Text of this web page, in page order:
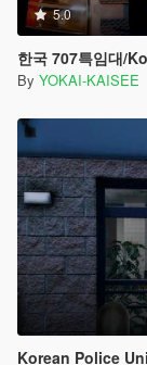
5.0
한국 707특임대/
By YOKAI-KAISEE
Korean Police